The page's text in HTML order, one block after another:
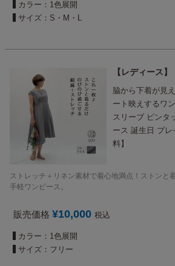
カラー：1色展開
サイズ：S・M・L
レディース
脇から下着が見
ート映えするワ
スリーブ ピンタ
ース 誕生日 プ
料】
ストレッチ＋リネン素材で着心地満点！ストンと
手軽ワンピース。
販売価格 ¥10,000 税込
カラー：1色展開
サイズ：フリー